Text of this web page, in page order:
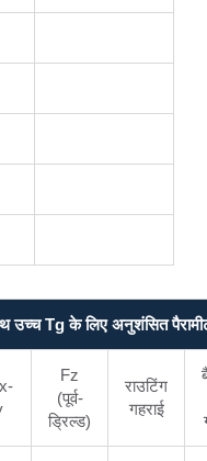
उच्च Tg के लिए अनुशंसित
Fz
(पूर्व-
ड्रिल्ड)
राउटिंग
गहराई